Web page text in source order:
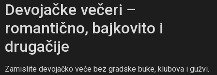
Devojačke večeri –
romantično, bajkovito i
drugačije
Zamislite devojačko veče bez gradske buke, klubova i gužvi.